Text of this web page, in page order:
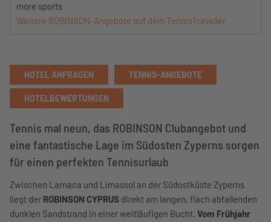
more sports
Weitere ROBINSON-Angebote auf dem TennisTraveller
HOTEL ANFRAGEN TENNIS-ANGEBOTE
HOTELBEWERTUNGEN
Tennis mal neun, das ROBINSON Clubangebot und
eine fantastische Lage im Südosten Zyperns sorgen
für einen perfekten Tennisurlaub
Zwischen Larnaca und Limassol an der Südostküste Zyperns
liegt der ROBINSON CYPRUS direkt am langen, flach abfallenden
dunklen Sandstrand in einer weitläufigen Bucht. Vom Frühjahr